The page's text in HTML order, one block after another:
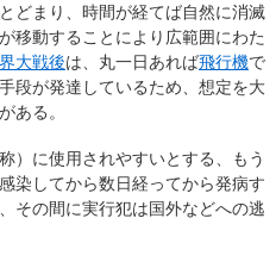
どまり、時間が経てば自然に消滅
移動することにより広範囲にわた
大戦後は、丸一日あれば飛行機で
段が発達しているため、想定を大
ある。
）に使用されやすいとする、もう
染してから数日経ってから発病す
その間に実行犯は国外などへの逃